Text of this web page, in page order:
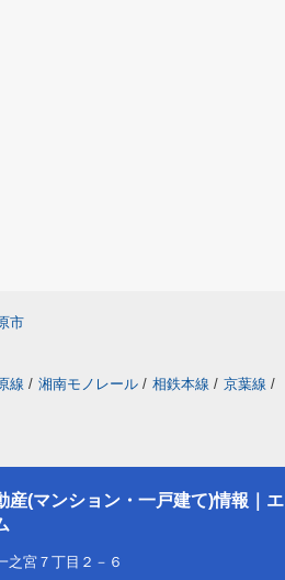
市
線 / 湘南モノレール / 相鉄本線 / 京葉線 /
産(マンション・一戸建て)情報｜エ
之宮７丁目２－６